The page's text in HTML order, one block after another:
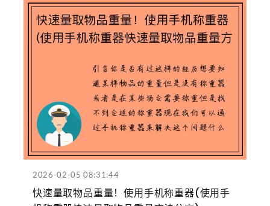
2026-02-05 08:31:44
快速量取物品重量！使用手机称重器(使用手